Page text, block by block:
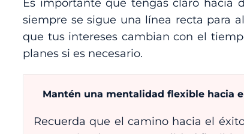
Es importante que tengas claro hacia
siempre se sigue una línea recta para
que tus intereses cambian con el
planes si es necesario.
Mantén una mentalidad flexible hacia
Recuerda que el camino hacia el